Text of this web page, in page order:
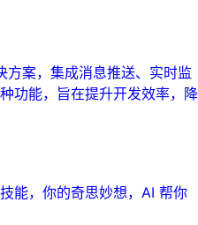
方案，集成消息推送、实时监
功能，旨在提升开发效率，降
能，你的奇思妙想，AI 帮你